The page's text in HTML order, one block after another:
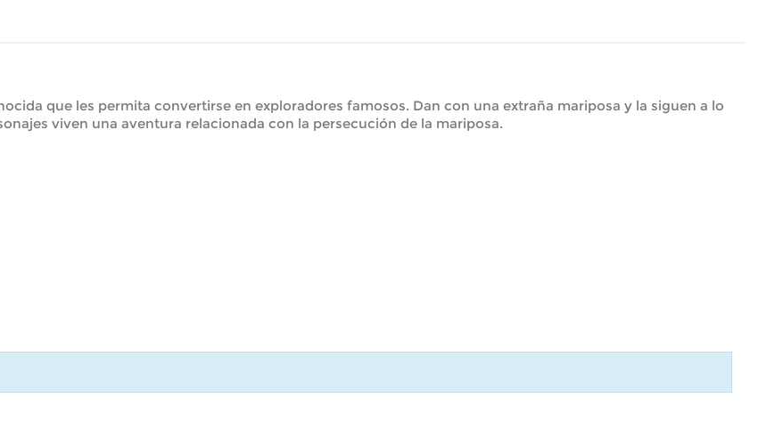
que les permita convertirse en exploradores famosos. Dan con una extraña mariposa y la siguen a lo
viven una aventura relacionada con la persecución de la mariposa.